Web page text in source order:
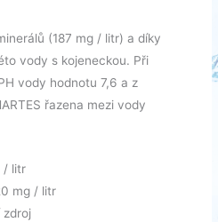
(187 mg / litr) a díky
vody s kojeneckou. Při
vody hodnotu 7,6 a z
řazena mezi vody
/ litr
mg / litr
zdroj